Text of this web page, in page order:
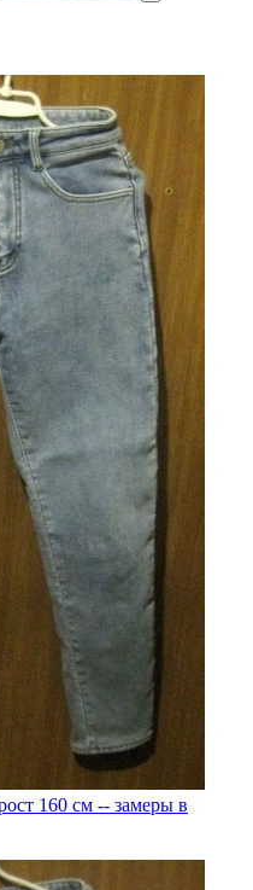
160 см -- замеры в